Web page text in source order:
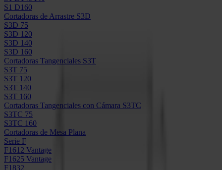
S1 D160
Cortadoras de Arrastre S3D
S3D 75
S3D 120
S3D 140
S3D 160
Cortadoras Tangenciales S3T
S3T 75
S3T 120
S3T 140
S3T 160
Cortadoras Tangenciales con Cámara S3TC
S3TC 75
S3TC 160
Cortadoras de Mesa Plana
Serie F
F1612 Vantage
F1625 Vantage
F1832